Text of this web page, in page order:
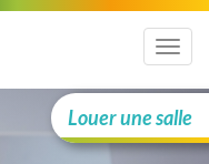
Menu
Louer une salle